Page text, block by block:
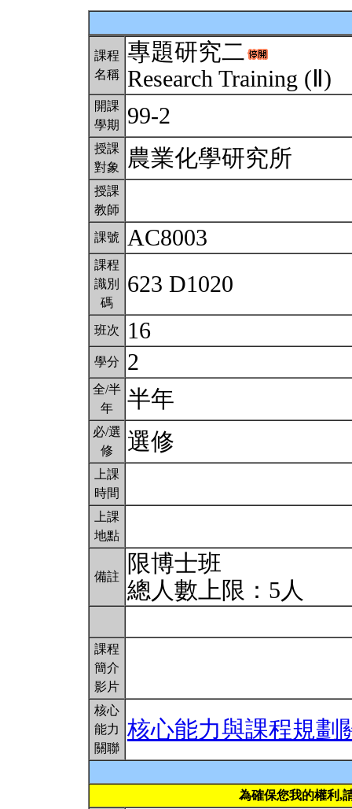
課程
名稱
專題研究二
Research Training (Ⅱ)
開課
學期
99-2
授課
對象
農業化學研究所
授課
教師
課號 AC8003
課程
識別
碼
623 D1020
班次 16
學分 2
全/半
年
半年
必/選
修
選修
上課
時間
上課
地點
備註
限博士班
總人數上限：5人
課程
簡介
影片
核心
能力
關聯
核心能力與課程規劃
為確保您我的權利,